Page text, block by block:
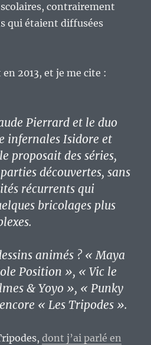
contrairement
qui étaient diffusées
2013, et je me cite :
Pierrard et le duo
infernales Isidore et
proposait des séries,
découvertes, sans
récurrents qui
bricolages plus
animés ? « Maya
Position », « Vic le
& Yoyo », « Punky
« Les Tripodes ».
dont j’ai parlé en